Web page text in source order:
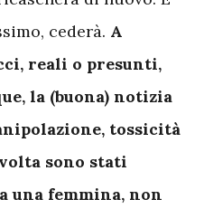
cederà. A
reali o presunti,
la (buona) notizia
tossicità
sono stati
una femmina, non